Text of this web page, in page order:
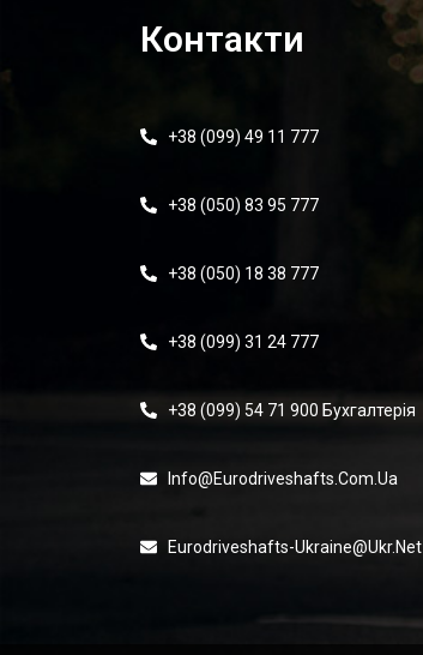
Контакти
+38 (099) 49 11 777
+38 (050) 83 95 777
+38 (050) 18 38 777
+38 (099) 31 24 777
+38 (099) 54 71 900 Бухгалтерія
Info@eurodriveshafts.com.ua
Eurodriveshafts-Ukraine@ukr.net